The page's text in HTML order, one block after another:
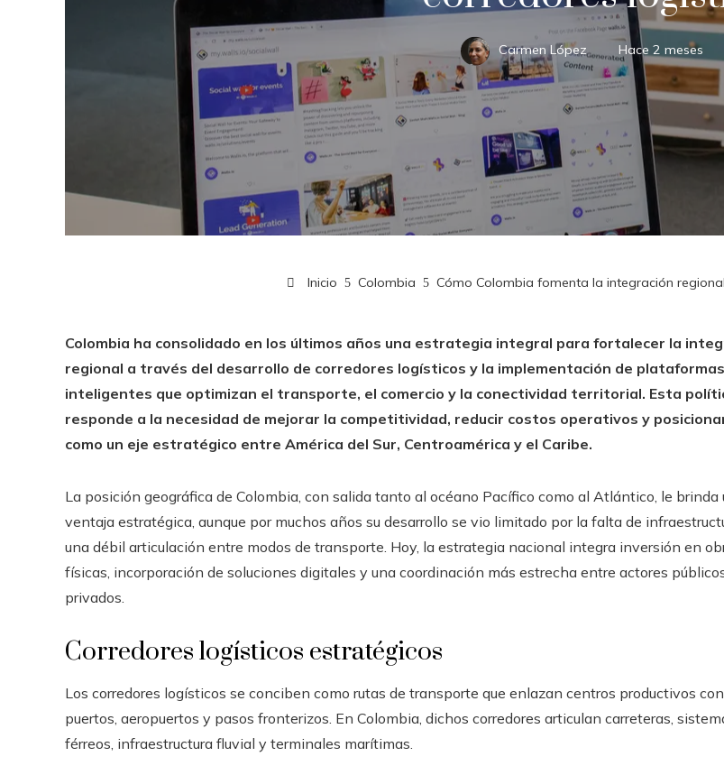
Carmen López Hace 2 meses
Inicio Colombia Cómo Colombia fomenta la integración
Colombia ha consolidado en los últimos años una estrategia integral para fortalecer la
regional a través del desarrollo de corredores logísticos y la implementación de plataformas
inteligentes que optimizan el transporte, el comercio y la conectividad territorial. Esta
responde a la necesidad de mejorar la competitividad, reducir costos operativos y
como un eje estratégico entre América del Sur, Centroamérica y el Caribe.
La posición geográfica de Colombia, con salida tanto al océano Pacífico como al Atlántico, le brinda
ventaja estratégica, aunque por muchos años su desarrollo se vio limitado por la falta de
una débil articulación entre modos de transporte. Hoy, la estrategia nacional integra inversión en
físicas, incorporación de soluciones digitales y una coordinación más estrecha entre actores
privados.
Corredores logísticos estratégicos
Los corredores logísticos se conciben como rutas de transporte que enlazan centros productivos con
puertos, aeropuertos y pasos fronterizos. En Colombia, dichos corredores articulan carreteras,
férreos, infraestructura fluvial y terminales marítimas.